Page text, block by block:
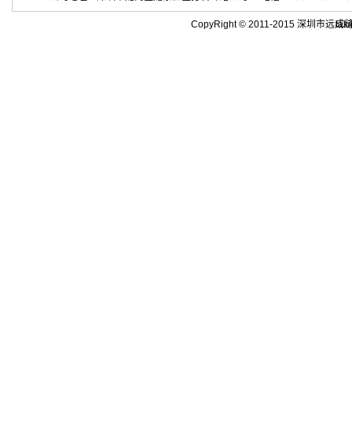
CopyRight © 2011-2015 深圳市远成